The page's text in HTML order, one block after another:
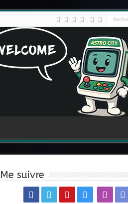
Me suivre